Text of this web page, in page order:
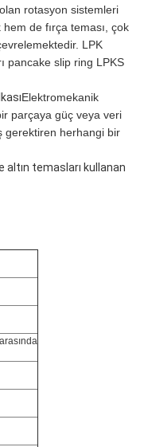
olan rotasyon sistemleri
de fırça teması, çok
LPK
pancake slip ring LPKS
Elektromekanik
parçaya güç veya veri
gerektiren herhangi bir
altın temasları kullanan